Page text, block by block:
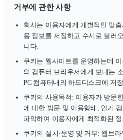
거부에 관한 사항
회사는 이용자에게 개별적인 맞
용 정보를 저장하고 수시로 불러
니다.
쿠키는 웹사이트를 운영하는데
의 컴퓨터 브라우저에게 보내는
PC 컴퓨터내의 하드디스크에 저
쿠키의 사용목적: 이용자가 방문
에 대한 방문 및 이용형태, 인기
파악하여 이용자에게 최적화된
쿠키의 설치·운영 및 거부: 웹브